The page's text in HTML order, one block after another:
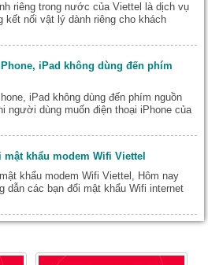
riêng trong nước của Viettel là dịch vụ
kết nối vật lý dành riêng cho khách
iPad không dùng đến phím
iPad không dùng đến phím nguồn
người dùng muốn điện thoại iPhone của
khẩu modem Wifi Viettel
khẩu modem Wifi Viettel, Hôm nay
dẫn các bạn đổi mật khẩu Wifi internet